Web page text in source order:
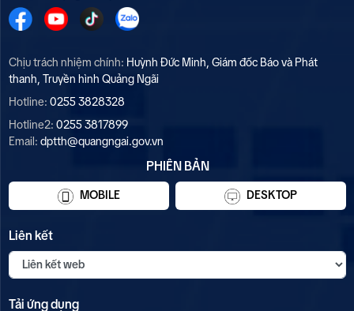
Chịu trách nhiệm chính: Huỳnh Đức Minh, Giám đốc Báo và Phát
thanh, Truyền hình Quảng Ngãi
Hotline: 0255 3828328
Hotline2: 0255 3817899
Email: dptth@quangngai.gov.vn
PHIÊN BẢN
MOBILE DESKTOP
Liên kết
Tải ứng dụng